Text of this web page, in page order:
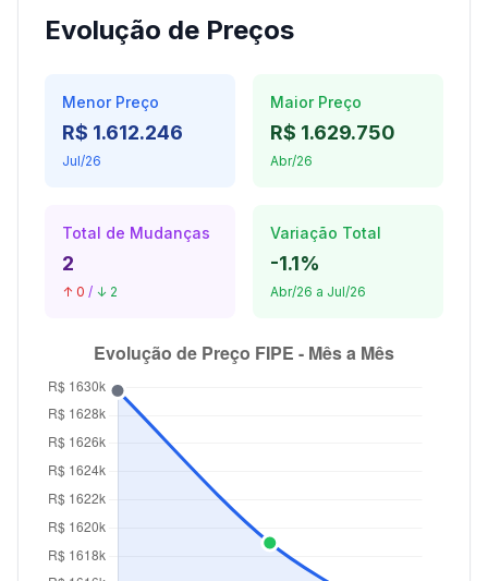
Evolução de Preços
Menor Preço
R$ 1.612.246
Jul/26
Maior Preço
R$ 1.629.750
Abr/26
Total de Mudanças
2
↑ 0 / ↓ 2
Variação Total
-1.1%
Abr/26 a Jul/26